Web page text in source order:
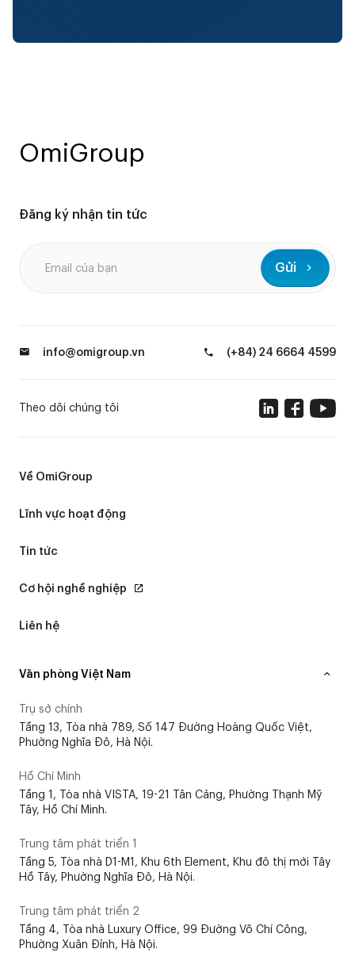
OmiGroup
Đăng ký nhận tin tức
Gửi
info@omigroup.vn (+84) 24 6664 4599
Theo dõi chúng tôi
Về OmiGroup
Lĩnh vực hoạt động
Tin tức
Cơ hội nghề nghiệp
Liên hệ
Văn phòng Việt Nam
Trụ sở chính
Tầng 13, Tòa nhà 789, Số 147 Đường Hoàng Quốc Việt,
Phường Nghĩa Đô, Hà Nội.
Hồ Chí Minh
Tầng 1, Tòa nhà VISTA, 19-21 Tân Cảng, Phường Thạnh Mỹ
Tây, Hồ Chí Minh.
Trung tâm phát triển 1
Tầng 5, Tòa nhà D1-M1, Khu 6th Element, Khu đô thị mới Tây
Hồ Tây, Phường Nghĩa Đô, Hà Nội.
Trung tâm phát triển 2
Tầng 4, Tòa nhà Luxury Office, 99 Đường Võ Chí Công,
Phường Xuân Đỉnh, Hà Nội.